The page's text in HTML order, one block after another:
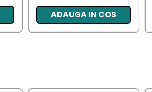
ADAUGA IN COS